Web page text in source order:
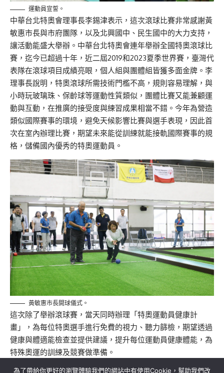
運動員宣誓。
中華台北特奧會理事長李錫津表示，這次滾球比賽非常感謝黃
敏惠市長與市府團隊，以及北興國中、民生國中的大力支持，
讓活動能盛大舉辦。中華台北特奧會連年舉辦全國特奧滾球比
賽，迄今已超過十年，近二屆2019和2023夏季世界賽，臺灣代
表隊在滾球項目成績亮眼，個人組與團體組皆獲多面金牌。李
理事長說明，特奧滾球所需技術門檻不高，規則容易理解，與
小時玩玻璃珠、保齡球等運動性質類似，團體比賽又能兼顧運
動與互動，在推廣的接受度與練習成果相當不錯。今年為營造
類似國際賽事的環境，避免天候影響比賽與選手表現，因此首
次在室內辦理比賽，期望未來能從訓練就能接軌國際賽事的規
格，儲備國內優秀的特奧運動員。
黃敏惠市長開球儀式。
這次除了舉辦滾球賽，當天同時辦理「特奧運動員健康計
畫」，為每位特奧選手進行免費的視力、聽力篩檢，期望透過
健康與體適能檢查並提供建議，提升每位運動員健康體能，為
特殊奧運的訓練及競賽做準備。
為了帶給你更好的瀏覽體驗我們的網站中有使用Cookie，幫助我們改